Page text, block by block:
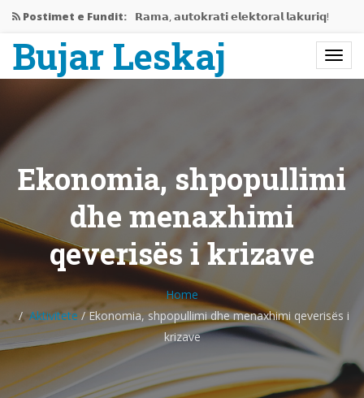
Postimet e Fundit: 𝗥𝗮𝗺𝗮, 𝗮𝘂𝘁𝗼𝗸𝗿𝗮𝘁𝗶 𝗲𝗹𝗲𝗸𝘁𝗼𝗿𝗮𝗹 𝗹𝗮𝗸𝘂𝗿𝗶𝗾!
Jemi në mes të krizës…
Rama gati të përjashtojë Shqipërinë…
Bashkëbisedim me Bujar Leskaj
Bujar Leskaj
Ekonomia, shpopullimi
dhe menaxhimi
qeverisës i krizave
Home
Aktivitete /Ekonomia, shpopullimi dhe menaxhimi qeverisës i
krizave